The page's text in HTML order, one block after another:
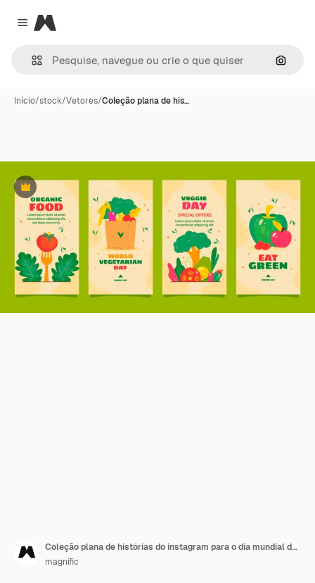
Close menu
Magnific
Início/stock/Vetores/Coleção plana de his…
Premium
Coleção plana de histórias do instagram para o dia mundial do vegetariano
magnific